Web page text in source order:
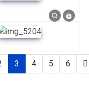
3 4 5 6